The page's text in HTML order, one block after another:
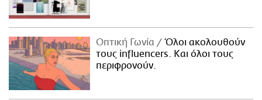
Οπτική Γωνία
Όλοι ακολουθούν
τους influencers. Και όλοι τους
περιφρονούν.